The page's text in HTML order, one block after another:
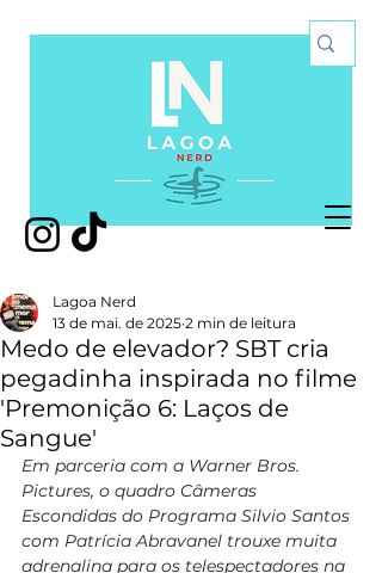
Medo de elevador? SBT cria
pegadinha inspirada no filme
'Premonição 6: Laços de
Sangue'
Lagoa Nerd
13 de mai. de 2025 2 min de leitura
Em parceria com a Warner Bros.
Pictures, o quadro Câmeras
Escondidas do Programa Silvio Santos
com Patrícia Abravanel trouxe muita
adrenalina para os telespectadores na